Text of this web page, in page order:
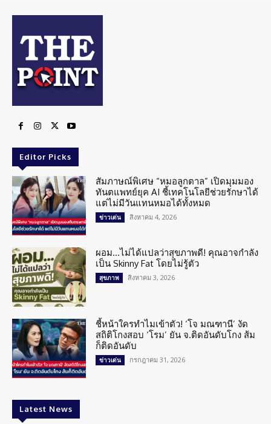
Editor Picks
สัมภาษณ์พิเศษ “หมอลูกตาล” เปิดมุมมอง
ทันตแพทย์ยุค AI ชี้เทคโนโลยีช่วยรักษาได้
แต่ไม่มีวันแทนหมอได้ทั้งหมด
ข่าวเด่น สิงหาคม 4, 2026
ผอม…ไม่ได้แปลว่าสุขภาพดี! คุณอาจกำลัง
เป็น Skinny Fat โดยไม่รู้ตัว
สุขภาพ สิงหาคม 3, 2026
ชี้หน้าใครทำไมเข้าตัว! ‘โจ มณฑานี’ งัด
สถิติโกงสอบ ‘โรม’ ยัน จ.ติดอันดับโกง ส้ม
ก็ติดอันดับ
ข่าวเด่น กรกฎาคม 31, 2026
Latest News